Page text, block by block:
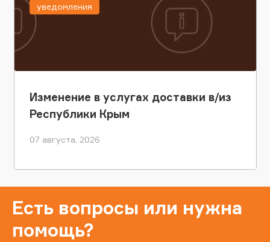
Изменение в услугах доставки в/из
Республики Крым
07 августа, 2026
уведомления
Есть вопросы или нужна
помощь?